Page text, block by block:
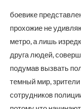
боевике
прохожие не
метро, а лишь
друга людей,
подумав вызвать
темный мир,
сотрудников